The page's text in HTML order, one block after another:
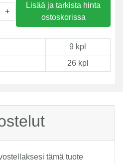
+
Lisää ja tarkista hinta
ostoskorissa
9 kpl
26 kpl
tämä tuote